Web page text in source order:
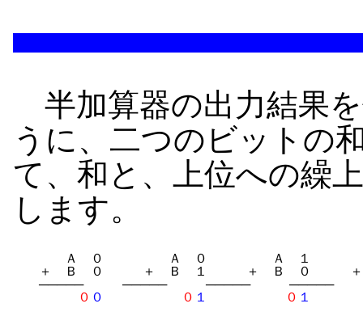
半加算器の出力結果
うに、二つのビットの
て、和と、上位への繰
します。
Ａ　０　　　　　Ａ　０　　　　　Ａ　１　　　　
＋　Ｂ　０　　　＋　Ｂ　１　　　＋　Ｂ　０　　　
─────　　　─────　　　─────　　　─────
０ ０ ０ １ ０ １